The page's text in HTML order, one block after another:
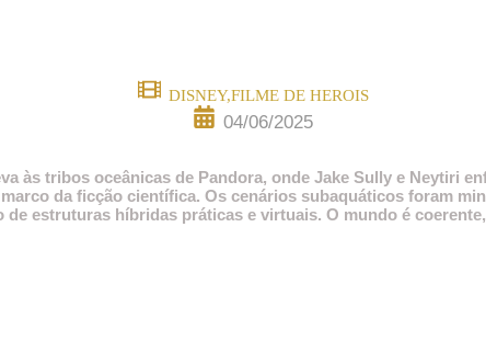
DISNEY,FILME DE HEROIS
04/06/2025
às tribos oceânicas de Pandora, onde Jake Sully e Neytiri
marco da ficção científica. Os cenários subaquáticos foram
estruturas híbridas práticas e virtuais. O mundo é